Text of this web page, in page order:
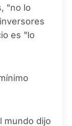
"no lo
es "lo
mundo dijo